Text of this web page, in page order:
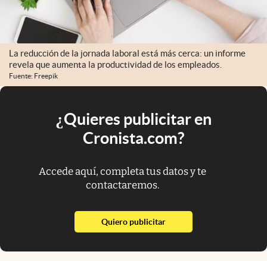
La reducción de la jornada laboral está más cerca: un informe
revela que aumenta la productividad de los empleados.
Fuente: Freepik
¿Quieres publicitar en
Cronista.com?
Accede aquí, completa tus datos y te
contactaremos.
Quiero publicitarabre en nueva pestaña